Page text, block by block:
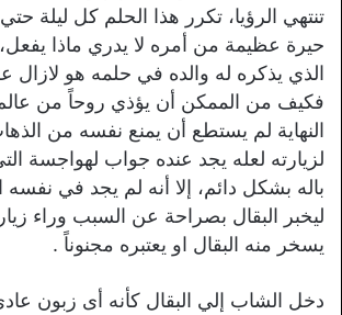
تنتهي الرؤيا، تكرر هذا الحلم كل ليلة
حيرة عظيمة من أمره لا يدري ماذا
الذي يذكره له والده في حلمه هو لازال
فكيف من الممكن أن يؤذي روحاً من
النهاية لم يستطع أن يمنع نفسه من
لزيارته لعله يجد عنده جواب لهواجسة
باله بشكل دائم، إلا أنه لم يجد في نفسه
ليخبر البقال بصراحة عن السبب وراء
يسخر منه البقال او يعتبره مجنوناً .
دخل الشاب إلي البقال كأنه أى زبون